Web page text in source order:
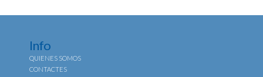
Info
QUIENES SOMOS
CONTACTES